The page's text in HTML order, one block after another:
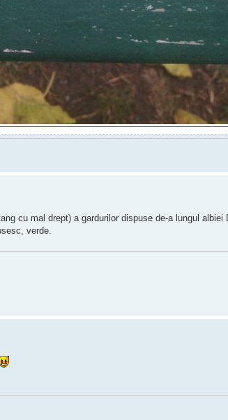
cu mal drept) a gardurilor dispuse de-a lungul
verde.